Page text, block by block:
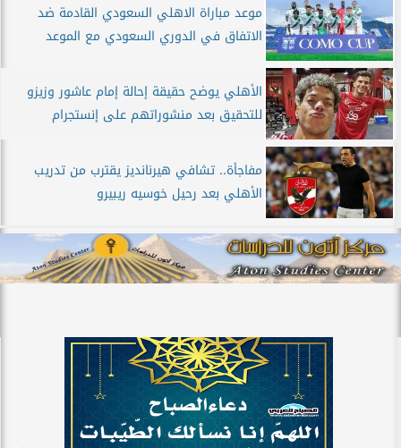
موعد مباراة الاهلي السعودي القادمة ضد
الاتفاق في الدوري السعودي مع الموعد
الأهلي يوضح حقيقة إحالة إمام عاشور وزيزو
للتحقيق بعد منشوراتهم على إنستجرام
مفاجأة.. تشافي هيرنانديز يقترب من تدريب
الأهلي بعد رحيل خوسيه ريبيرو